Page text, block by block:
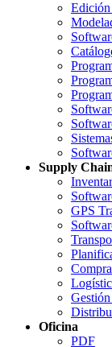
Supply
GPS
Oficina
PDF